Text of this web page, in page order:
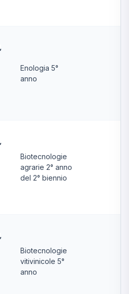
Enologia 5°
anno
Biotecnologie
agrarie 2° anno
del 2° biennio
Biotecnologie
vitivinicole 5°
anno